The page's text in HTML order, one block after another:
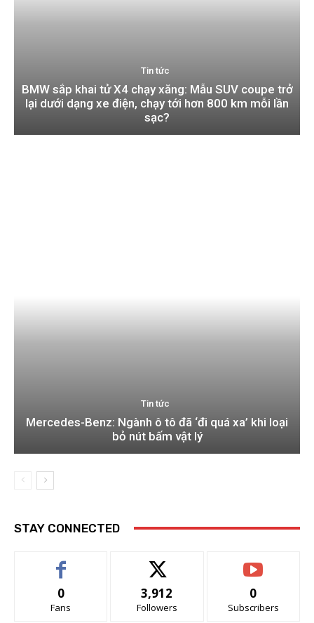
Tin tức
BMW sắp khai tử X4 chạy xăng: Mẫu SUV coupe trở
lại dưới dạng xe điện, chạy tới hơn 800 km mỗi lần
sạc?
Tin tức
Mercedes-Benz: Ngành ô tô đã ‘đi quá xa’ khi loại
bỏ nút bấm vật lý
STAY CONNECTED
0
Fans
3,912
Followers
0
Subscribers